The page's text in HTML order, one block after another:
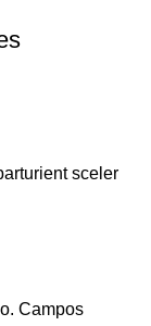
sceler
Campos